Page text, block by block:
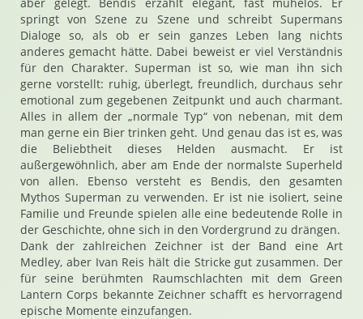
springt von Szene zu Szene und schreibt Supermans
Dialoge so, als ob er sein ganzes Leben lang nichts
anderes gemacht hätte. Dabei beweist er viel Verständnis
für den Charakter. Superman ist so, wie man ihn sich
gerne vorstellt: ruhig, überlegt, freundlich, durchaus sehr
emotional zum gegebenen Zeitpunkt und auch charmant.
Alles in allem der „normale Typ“ von nebenan, mit dem
man gerne ein Bier trinken geht. Und genau das ist es, was
die Beliebtheit dieses Helden ausmacht. Er ist
außergewöhnlich, aber am Ende der normalste Superheld
von allen. Ebenso versteht es Bendis, den gesamten
Mythos Superman zu verwenden. Er ist nie isoliert, seine
Familie und Freunde spielen alle eine bedeutende Rolle in
der Geschichte, ohne sich in den Vordergrund zu drängen.
Dank der zahlreichen Zeichner ist der Band eine Art
Medley, aber Ivan Reis hält die Stricke gut zusammen. Der
für seine berühmten Raumschlachten mit dem Green
Lantern Corps bekannte Zeichner schafft es hervorragend
epische Momente einzufangen.